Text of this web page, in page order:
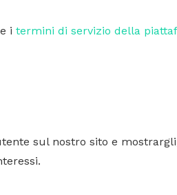
i termini di servizio della
sul nostro sito e